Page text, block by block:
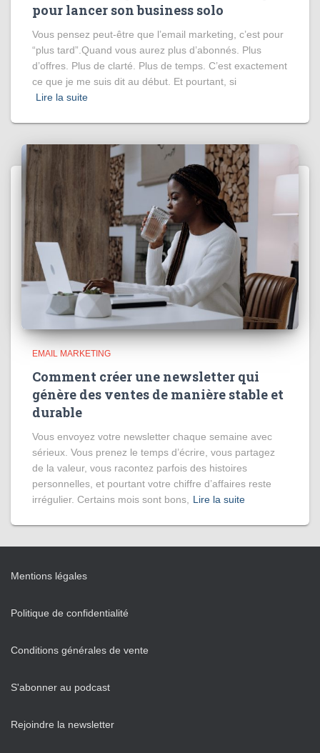
pour lancer son business solo
Vous pensez peut-être que l’email marketing, c’est pour
“plus tard”.Quand vous aurez plus d’abonnés. Plus
d’offres. Plus de clarté. Plus de temps. C’est exactement
ce que je me suis dit au début. Et pourtant, si
Lire la suite
EMAIL MARKETING
Comment créer une newsletter qui
génère des ventes de manière stable et
durable
Vous envoyez votre newsletter chaque semaine avec
sérieux. Vous prenez le temps d’écrire, vous partagez
de la valeur, vous racontez parfois des histoires
personnelles, et pourtant votre chiffre d’affaires reste
irrégulier. Certains mois sont bons,
Lire la suite
Mentions légales
Politique de confidentialité
Conditions générales de vente
S'abonner au podcast
Rejoindre la newsletter